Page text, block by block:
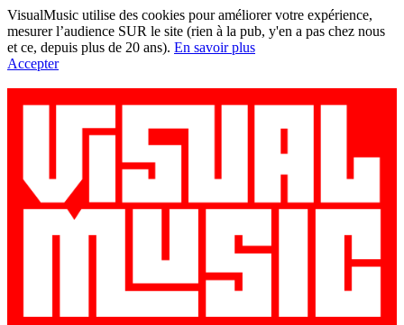
VisualMusic utilise des cookies pour améliorer votre expérience,
mesurer l’audience SUR le site (rien à la pub, y'en a pas chez nous
et ce, depuis plus de 20 ans). En savoir plus
Accepter